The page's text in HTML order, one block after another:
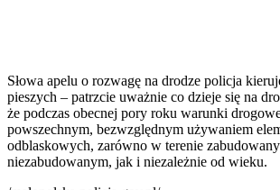
Słowa apelu o rozwagę na drodze policja
pieszych – patrzcie uważnie co dzieje się na
że podczas obecnej pory roku warunki
powszechnym, bezwzględnym używaniem
odblaskowych, zarówno w terenie
niezabudowanym, jak i niezależnie od wieku.